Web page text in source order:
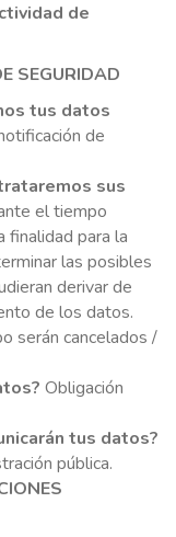
de
SEGURIDAD
tus datos
de
sus
el tiempo
finalidad para la
las posibles
derivar de
de los datos.
serán cancelados /
Obligación
tus datos?
pública.